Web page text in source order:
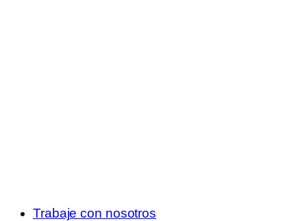
Trabaje con nosotros